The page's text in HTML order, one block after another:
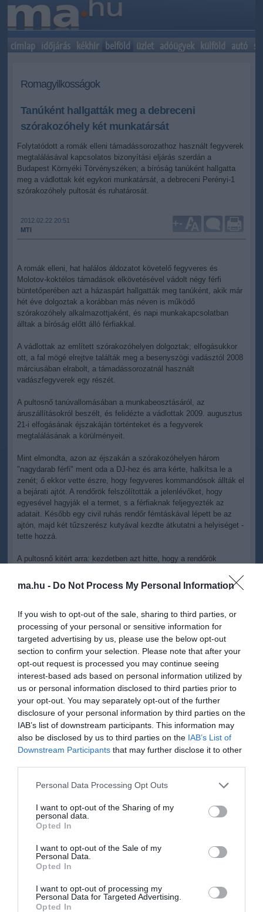
ma.hu - Do Not Process My Personal Information
If you wish to opt-out of the sale, sharing to third parties, or
processing of your personal or sensitive information for
targeted advertising by us, please use the below opt-out
section to confirm your selection. Please note that after your
opt-out request is processed you may continue seeing
interest-based ads based on personal information utilized by
us or personal information disclosed to third parties prior to
your opt-out. You may separately opt-out of the further
disclosure of your personal information by third parties on the
IAB’s list of downstream participants. This information may
also be disclosed by us to third parties on the IAB’s List of
Downstream Participants that may further disclose it to other
Please note that this website/app uses one or more Google
not limited to your visit or usage behaviour. You may click to
grant or deny consent to Google and its third-party tags to
use your data for below specified purposes in below Google
consent section.
Personal Data Processing Opt Outs
I want to opt-out of the Sharing of my
personal data.
Opted In
I want to opt-out of the Sale of my
Personal Data.
Opted In
I want to opt-out of processing my
Personal Data for Targeted Advertising.
Opted In
címlap időjárás kékhír belföld üzlet adóügyek külföld autó
Romagyilkosságok
Tanúként hallgatták meg a debreceni
szórakozóhely két munkatársát
Folytatódott a romák elleni támadássorozathoz használt fegyverek
megtalálásával kapcsolatos bizonyítási eljárás szerdán a
Budapest Környéki Törvényszéken; a bíróság tanúként hallgatta
meg a vádlottak két egykori munkatársát, a debreceni Perényi-1
szórakozóhely pultosát és ruhatárosát.
2012.02.22 20:51
MTI
+-
A romák elleni, hat halálos áldozatot követelő fegyveres és
Molotov-koktélos támadások elkövetésével vádolt négy férfi
büntetőperében azt a házaspárt hallgatták meg tanúként, akik már
hét éve dolgoztak a korábban más néven is működő
szórakozóhely alkalmazottjaként, és napi munkakapcsolatban
álltak a bíróság előtt álló férfiakkal.
A vádlottak az említett szórakozóhelyen dolgoztak; elfogásukkor
ott, a fal mögé elrejtve találták meg a besenyszögi vadásztól 2008
márciusában elrabolt, a támadássorozatnál használt
vadászfegyverek egy részét.
A pultosnő tanúvallomásában a munkabeosztásáról, az
áruszállításokról beszélt, és felidézte a vádlottak 2009. augusztus
21-i elfogásának éjszakáján történteket és a fegyverek
megtalálásának a körülményeit.
Mint elmondta, azon az éjszakán a szórakozóhelyen három
"nagydarab férfi" ment oda a DJ-hez és arra kérte, halkítsa le a
zenét; ő ekkor vette észre, hogy fegyveres kommandósok állták el
a bejárati ajtót. A rendőrök felszólították a jelenlévőket, hogy
egyesével hagyják el a termet, s a férfiaknak feljegyezték az
adatait. Később egy civil ruhás rendőr fémtáskával lépett be az
ajtón, majd két tűzszerész kutyával kezdte átkutatni a helyiséget -
tette hozzá.
A pultosnő kitért arra: kezdetben azt hitte, hogy a rendőrök
intézkedésről. Később egy újabb civil ruhás rendőr tájékoztatta
arról, hogy fegyvereket keresnek, őt pedig hatósági tanúként arra
dugóhúzó és egyéb tárgyak lefoglalásáról szóló jegyzőkönyvet.
(Ezeket a tárgyakat a vádhatóság az egyes cselekményekhez,
valamint a besenyszögi vadász kirablásához, illetve a vádlottak
alibijéhez bizonyítékként nyújtotta be a bíróságon.)
A tanú vallomásában azt mondta, hogy nyitva tartáskor, minden
nap ott volt a munkahelyén, de csak akkor látta a fegyvereket,
amikor a rendőrök bepakolták azokat a járműveikbe. Akkor is csak
azért - tette hozzá -, mert kérte a rendőröket, hadd nézze meg
azokat, mert nem hitte el, hogy a bárban ilyen tárgyak lettek volna
elrejtve.
Férje, aki ruhatárosként dolgozott, a vádlottakkal való személyes
kapcsolatukról beszélt, illetve arról, hogy hogyan vélekedtek
munkatársai a romákról. A bíróság a tanú meghallgatását nem
Kiss Istvánt, valamint Pető Zsoltot és Csontos Istvánt előre
kitervelten, aljas indokból, több emberen, részben sok ember életét
elkövetett emberölés bűntettével és más bűncselekményekkel
vádolják.
folytatódik.